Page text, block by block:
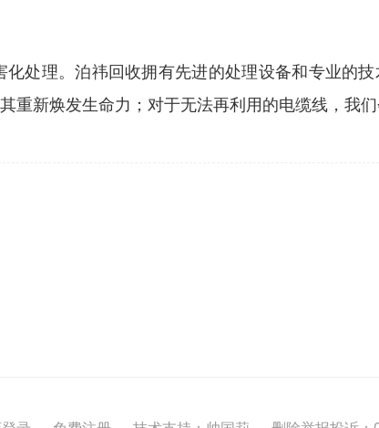
处理。泊祎回收拥有先进的处理设备和专业的
新焕发生命力；对于无法再利用的电缆线，我